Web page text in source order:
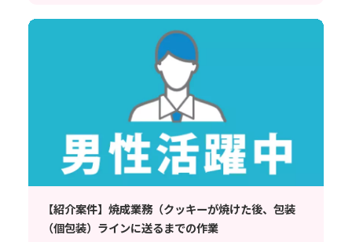
【紹介案件】焼成業務（クッキーが焼けた後、包装
（個包装）ラインに送るまでの作業